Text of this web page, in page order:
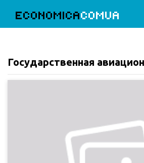
ECONOMICACOMUA
Государственная